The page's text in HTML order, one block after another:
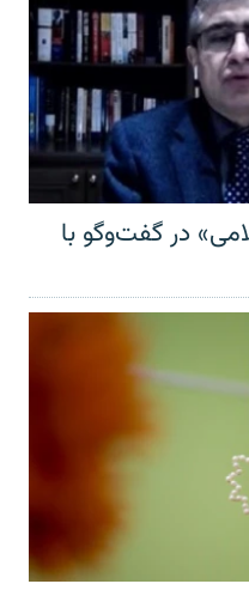
در گفت‌وگو با